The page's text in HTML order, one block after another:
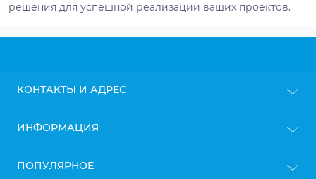
решения для успешной реализации ваших проектов.
КОНТАКТЫ И АДРЕС
Пн-Пт: с 9до 18
ИНФОРМАЦИЯ
Доставка
ПОПУЛЯРНОЕ